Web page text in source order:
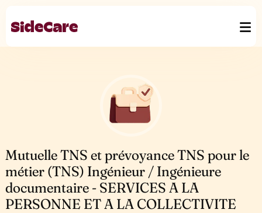
Mutuelle TNS et prévoyance TNS pour le
métier (TNS) Ingénieur / Ingénieure
documentaire - SERVICES A LA
PERSONNE ET A LA COLLECTIVITE